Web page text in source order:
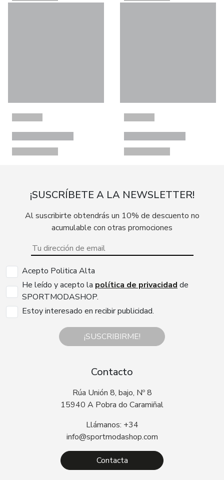
¡SUSCRÍBETE A LA NEWSLETTER!
Al suscribirte obtendrás un 10% de descuento no
acumulable con otras promociones
Acepto Politica Alta
He leído y acepto la política de privacidad de
SPORTMODASHOP.
Estoy interesado en recibir publicidad.
¡SUSCRIBIRME!
Contacto
Rúa Unión 8, bajo, Nº 8
15940 A Pobra do Caramiñal
Llámanos: +34
info@sportmodashop.com
Contacta